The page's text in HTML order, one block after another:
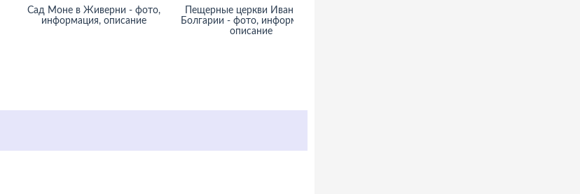
Сад Моне в Живерни - фото,
информация, описание
Пещерные церкви Иваново в
Болгарии - фото, информация,
описание